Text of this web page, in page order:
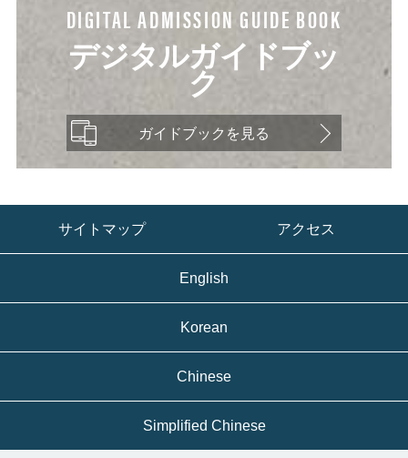
DIGITAL ADMISSION GUIDE BOOK
デジタルガイドブッ
ク
ガイドブックを見る
サイトマップ アクセス
English
Korean
Chinese
Simplified Chinese